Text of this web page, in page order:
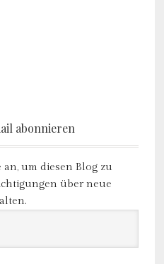
abonnieren
um diesen Blog zu
über neue